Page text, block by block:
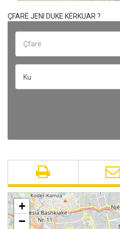
ÇFARË JENI DUKE KËRKUAR ?
Ku
+
−